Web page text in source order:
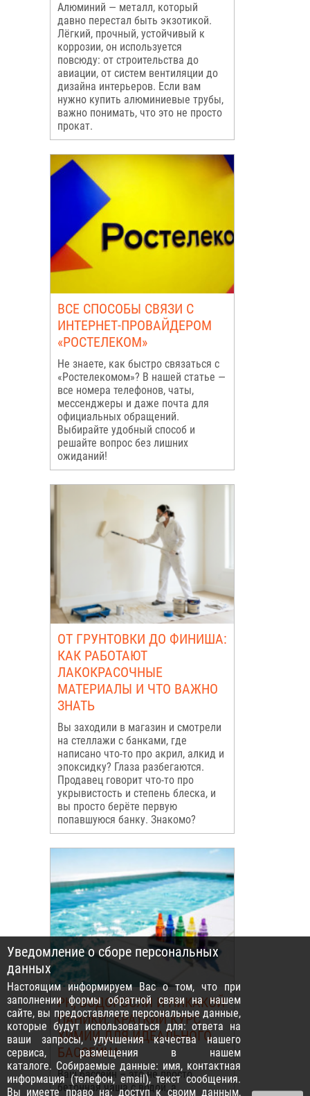
Алюминий — металл, который
давно перестал быть экзотикой.
Лёгкий, прочный, устойчивый к
коррозии, он используется
повсюду: от строительства до
авиации, от систем вентиляции до
дизайна интерьеров. Если вам
нужно купить алюминиевые трубы,
важно понимать, что это не просто
прокат.
ВСЕ СПОСОБЫ СВЯЗИ С
ИНТЕРНЕТ-ПРОВАЙДЕРОМ
«РОСТЕЛЕКОМ»
Не знаете, как быстро связаться с
«Ростелекомом»? В нашей статье —
все номера телефонов, чаты,
мессенджеры и даже почта для
официальных обращений.
Выбирайте удобный способ и
решайте вопрос без лишних
ожиданий!
ОТ ГРУНТОВКИ ДО ФИНИША:
КАК РАБОТАЮТ
ЛАКОКРАСОЧНЫЕ
МАТЕРИАЛЫ И ЧТО ВАЖНО
ЗНАТЬ
Вы заходили в магазин и смотрели
на стеллажи с банками, где
написано что-то про акрил, алкид и
эпоксидку? Глаза разбегаются.
Продавец говорит что-то про
укрывистость и степень блеска, и
вы просто берёте первую
попавшуюся банку. Знакомо?
PH, ВОДОРОСЛИ И НИКАКОЙ
ПАНИКИ: КРАТКИЙ КУРС
ХИМИИ ДЛЯ ИДЕАЛЬНОГО
БАССЕЙНА
Ваш бассейн – это не просто
бетонная чаша с водой, а
Уведомление о сборе персональных
данных
Настоящим информируем Вас о том, что при
заполнении формы обратной связи на нашем
сайте, вы предоставляете персональные данные,
которые будут использоваться для: ответа на
ваши запросы, улучшения качества нашего
сервиса, размещения в нашем
каталоге. Собираемые данные: имя, контактная
информация (телефон, email), текст сообщения.
Вы имеете право на: доступ к своим данным,